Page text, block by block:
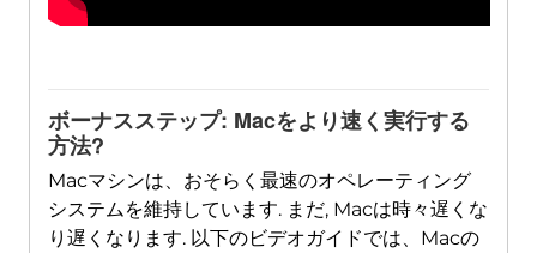
ボーナスステップ: Macをより速く実行する
方法?
Macマシンは、おそらく最速のオペレーティング
システムを維持しています. まだ, Macは時々遅くな
り遅くなります. 以下のビデオガイドでは、Macの